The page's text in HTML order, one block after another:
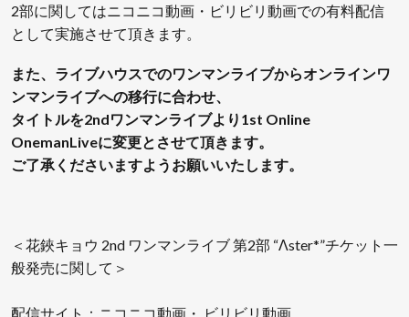
2部に関してはニコニコ動画・ビリビリ動画での有料配信
として実施させて頂きます。
また、ライブハウスでのワンマンライブからオンラインワ
ンマンライブへの移行に合わせ、
タイトルを2ndワンマンライブより1st Online
OnemanLiveに変更とさせて頂きます。
ご了承くださいますようお願いいたします。
＜花鋏キョウ 2nd ワンマンライブ 第2部 “Λster*”チケット一
般発売に関して＞
配信サイト：ニコニコ動画・ ビリビリ動画